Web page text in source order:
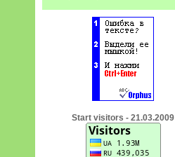
Start visitors - 21.03.2009